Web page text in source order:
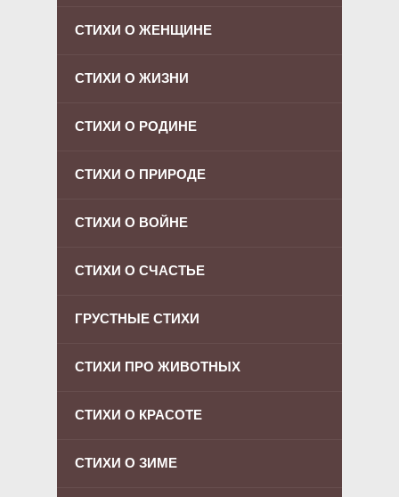
СТИХИ О ЖЕНЩИНЕ
СТИХИ О ЖИЗНИ
СТИХИ О РОДИНЕ
СТИХИ О ПРИРОДЕ
СТИХИ О ВОЙНЕ
СТИХИ О СЧАСТЬЕ
ГРУСТНЫЕ СТИХИ
СТИХИ ПРО ЖИВОТНЫХ
СТИХИ О КРАСОТЕ
СТИХИ О ЗИМЕ